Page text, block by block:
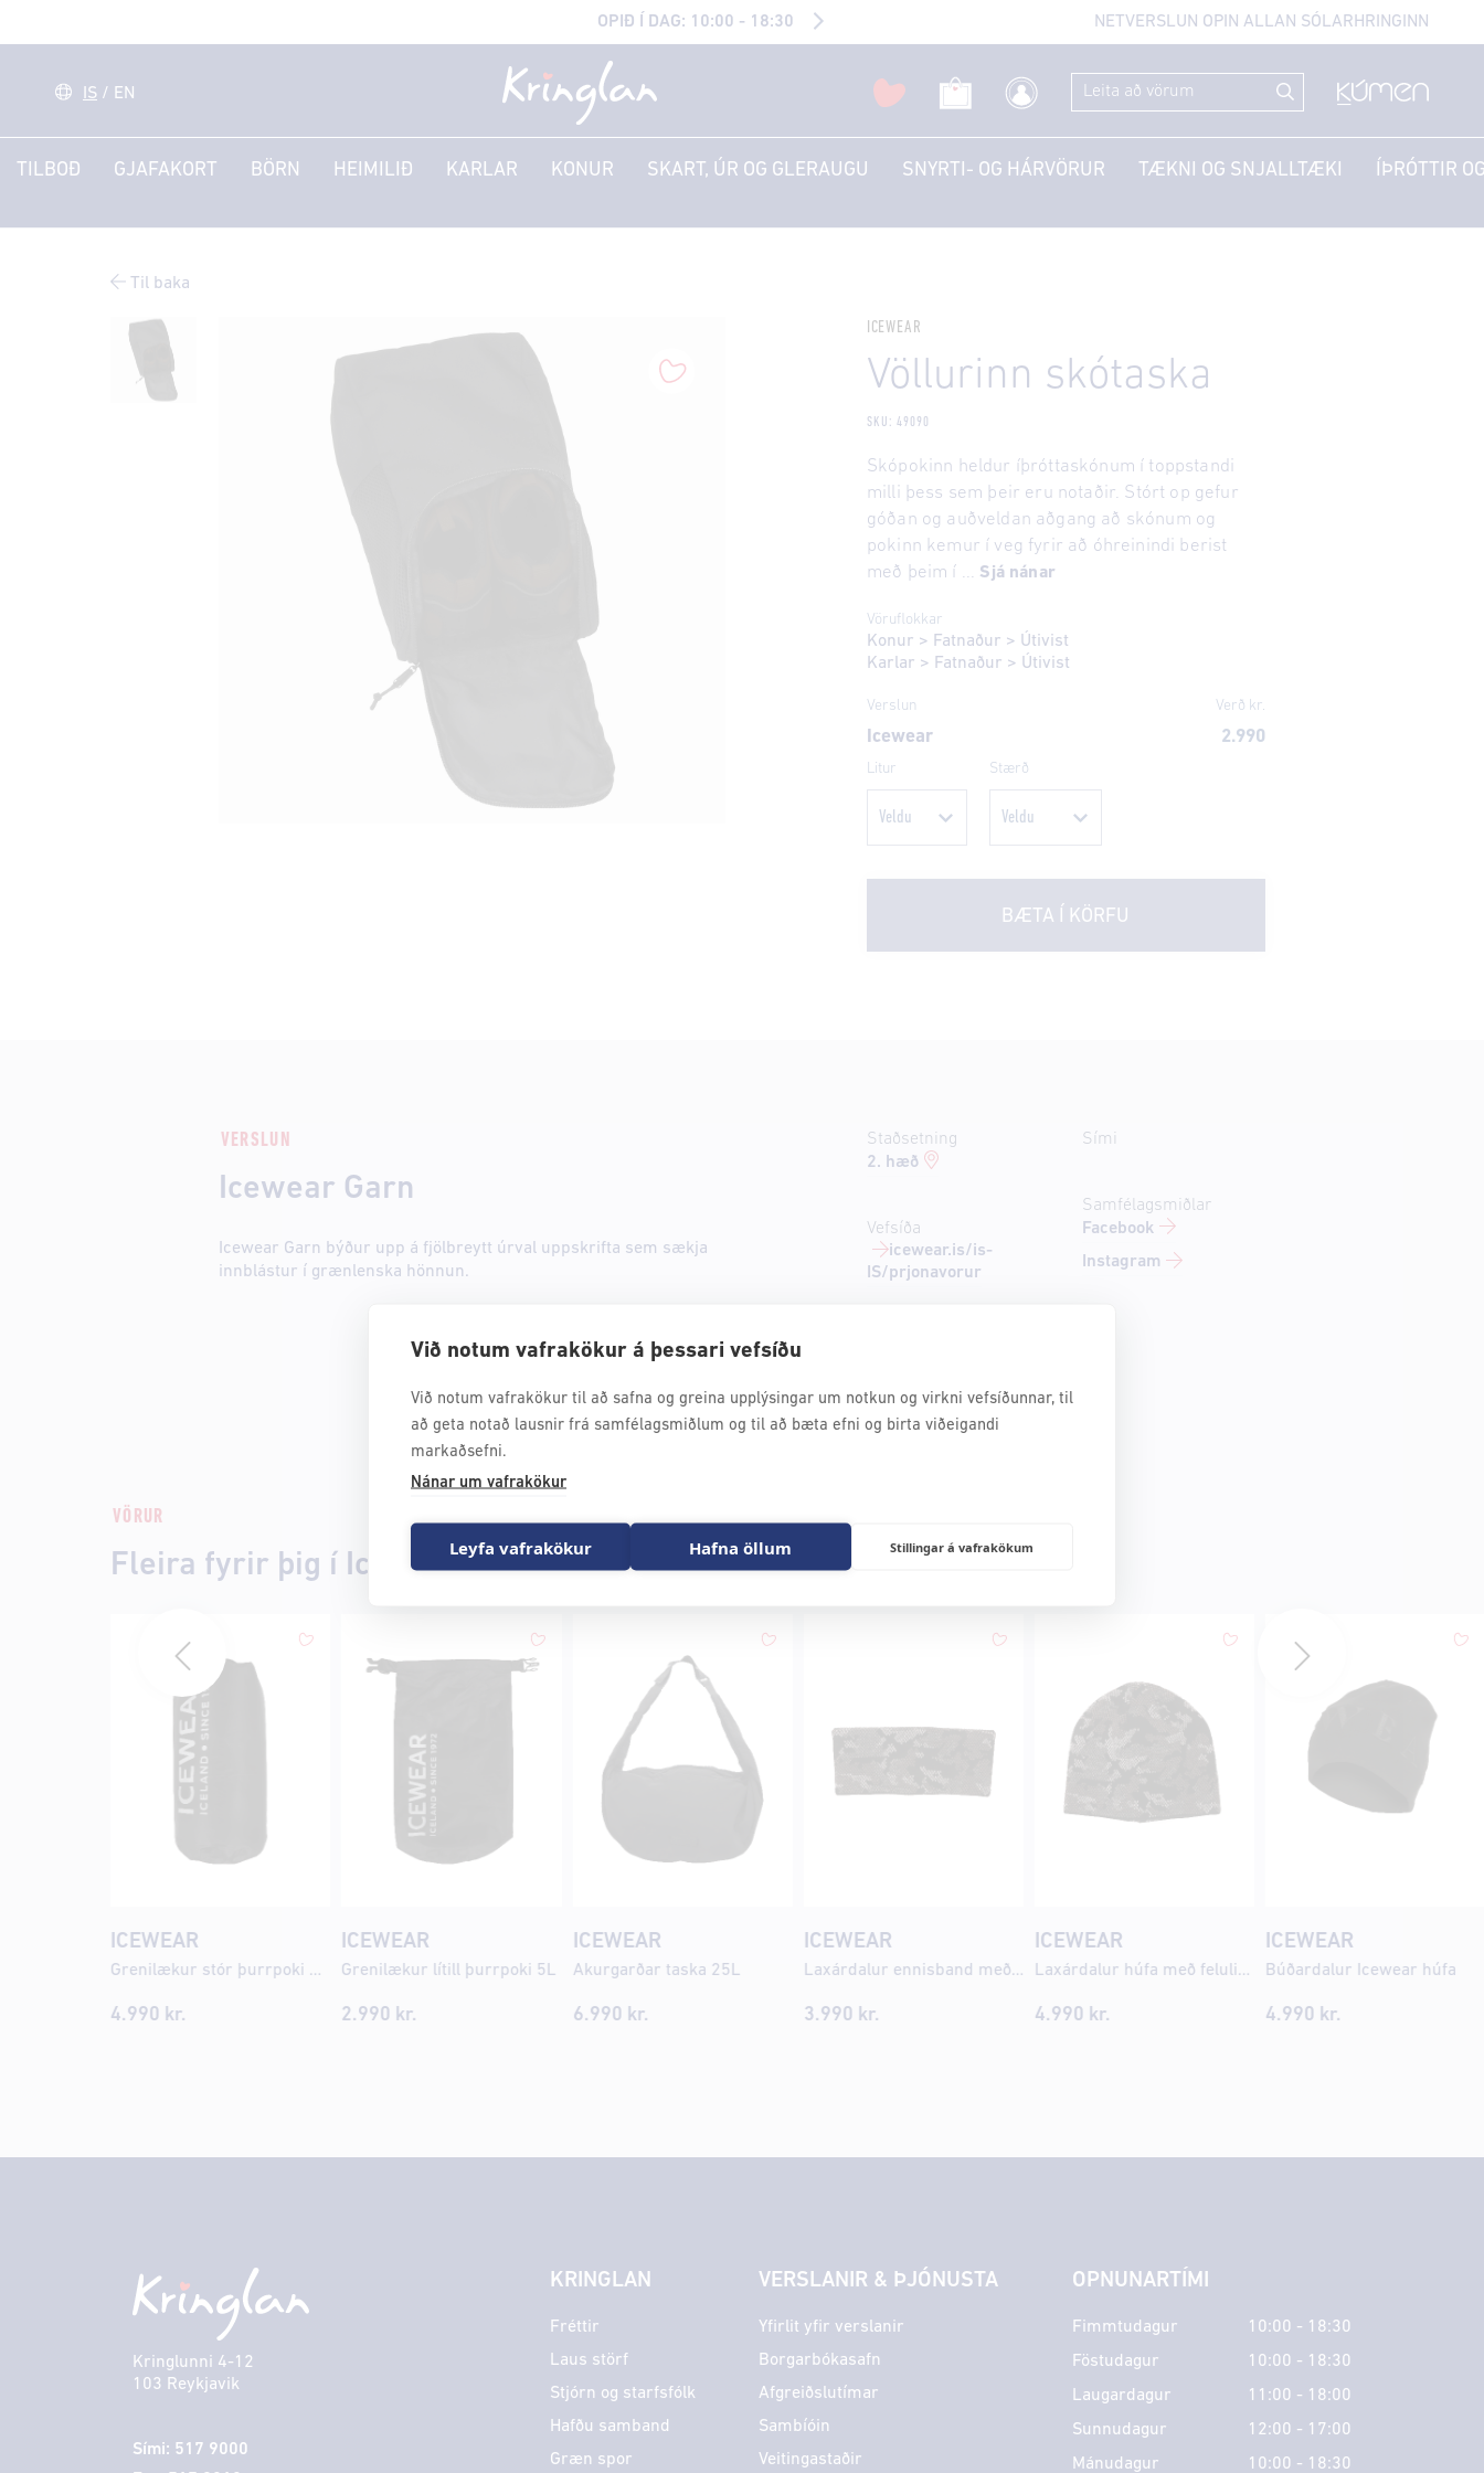
Við notum vafrakökur á þessari vefsíðu
Við notum vafrakökur til að safna og greina upplýsingar um notkun og virkni vefsíðunnar, til
að geta notað lausnir frá samfélagsmiðlum og til að bæta efni og birta viðeigandi
markaðsefni.
Nánar um vafrakökur
Leyfa vafrakökur Hafna öllum Stillingar á vafrakökum
OPIÐ Í DAG: 10:00 - 18:30 NETVERSLUN OPIN ALLAN SÓLARHRINGINN
IS / EN
TILBOÐ GJAFAKORT BÖRN HEIMILIÐ KARLAR KONUR SKART, ÚR OG GLERAUGU SNYRTI- OG HÁRVÖRUR TÆKNI OG SNJALLTÆKI ÍÞRÓTTIR
Til baka
ICEWEAR
Völlurinn skótaska
SKU: 49090
Skópokinn heldur íþróttaskónum í toppstandi
milli þess sem þeir eru notaðir. Stórt op gefur
góðan og auðveldan aðgang að skónum og
pokinn kemur í veg fyrir að óhreinindi berist
með þeim í ... Sjá nánar
Vöruflokkar
Konur > Fatnaður > Útivist
Karlar > Fatnaður > Útivist
Verslun Verð kr.
Icewear 2.990
Litur Stærð
BÆTA Í KÖRFU
VERSLUN
Icewear Garn
Icewear Garn býður upp á fjölbreytt úrval uppskrifta sem sækja
innblástur í grænlenska hönnun.
Staðsetning
2. hæð
Vefsíða
icewear.is/is-
IS/prjonavorur
Sími
Samfélagsmiðlar
Facebook
Instagram
VÖRUR
Fleira fyrir þig í Icewear
ICEWEAR
Grenilækur stór þurrpoki 20L
4.990 kr.
ICEWEAR
Grenilækur lítill þurrpoki 5L
2.990 kr.
ICEWEAR
Akurgarðar taska 25L
6.990 kr.
ICEWEAR
Laxárdalur ennisband með felulitum
3.990 kr.
ICEWEAR
Laxárdalur húfa með feluliturmynstri
4.990 kr.
ICEWEAR
Búðardalur Icewear húfa
4.990 kr.
Kringlunni 4-12
103 Reykjavik
Sími: 517 9000
KRINGLAN
Fréttir
Laus störf
Stjórn og starfsfólk
Hafðu samband
Græn spor
VERSLANIR & ÞJÓNUSTA
Yfirlit yfir verslanir
Borgarbókasafn
Afgreiðslutímar
Sambíóin
Veitingastaðir
OPNUNARTÍMI
Fimmtudagur
10:00 - 18:30
Föstudagur
10:00 - 18:30
Laugardagur
11:00 - 18:00
Sunnudagur
12:00 - 17:00
Mánudagur
10:00 - 18:30